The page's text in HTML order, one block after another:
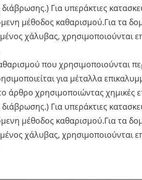
Για υπεράκτιες
μέθοδος καθαρισμού.Για τα
χάλυβας, χρησιμοποιούνται
που χρησιμοποιούνται
για μέταλλα
άρθρο χρησιμοποιώντας χημικές
Για υπεράκτιες
μέθοδος καθαρισμού.Για τα
χάλυβας, χρησιμοποιούνται